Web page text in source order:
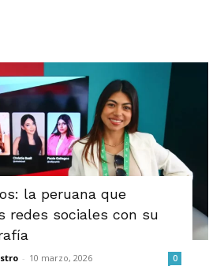
la peruana que
redes sociales con su
- 10 marzo, 2026 0